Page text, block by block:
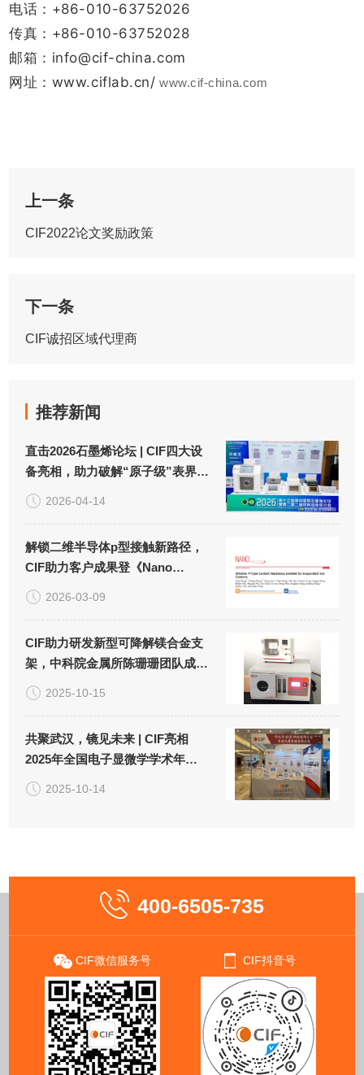
电话：+86-010-63752026
传真：+86-010-63752028
邮箱：info@cif-china.com
网址：www.ciflab.cn/ www.cif-china.com
上一条
CIF2022论文奖励政策
下一条
CIF诚招区域代理商
推荐新闻
直击2026石墨烯论坛 | CIF四大设
备亮相，助力破解“原子级”表界面
处理难题！
2026-04-14
解锁二维半导体p型接触新路径，
CIF助力客户成果登《Nano
Letters》！
2026-03-09
CIF助力研发新型可降解镁合金支
架，中科院金属所陈珊珊团队成果
荣登《生物材料》！
2025-10-15
共聚武汉，镜见未来 | CIF亮相
2025年全国电子显微学学术年
会！
2025-10-14
400-6505-735
CIF微信服务号 CIF抖音号